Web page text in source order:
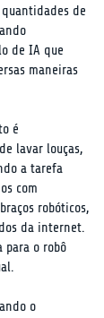
de
de IA que
maneiras
é
lavar louças,
a tarefa
com
robóticos,
da internet.
para o robô
o